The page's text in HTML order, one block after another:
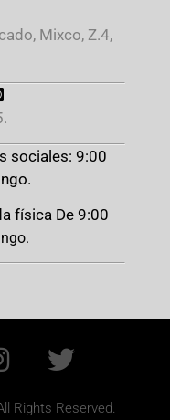
Mixco, Z.4,
sociales: 9:00
física De 9:00
Rights Reserved.